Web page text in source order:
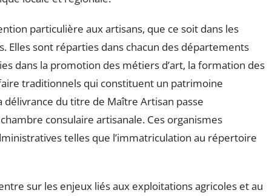
particulière aux artisans, que ce soit dans les
Elles sont réparties dans chacun des départements
dans la promotion des métiers d’art, la formation des
traditionnels qui constituent un patrimoine
du titre de Maître Artisan passe
consulaire artisanale. Ces organismes
telles que l’immatriculation au répertoire
sur les enjeux liés aux exploitations agricoles et au